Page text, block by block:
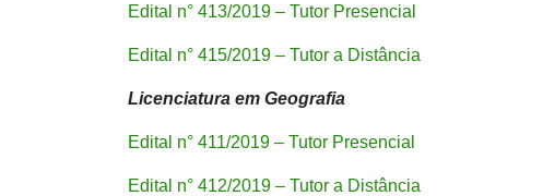
Edital n° 413/2019 – Tutor Presencial
Edital n° 415/2019 – Tutor a Distância
Licenciatura em Geografia
Edital n° 411/2019 – Tutor Presencial
Edital n° 412/2019 – Tutor a Distância